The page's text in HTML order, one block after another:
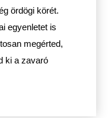
ördögi körét.
egyenletet is
megérted,
ki a zavaró